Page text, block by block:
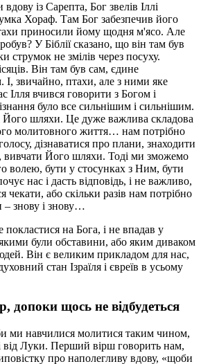
із Сарепта, Бог звелів Іллі
Хораф. Там Бог забезпечив його
приносили йому щодня м'ясо. Але
У Біблії сказано, що він там був
струмок не змілів через посуху.
Він там був сам, єдине
І, звичайно, птахи, але з ними яке
Ілля вчився говорити з Богом і
було все сильнішим і сильнішим.
Його шляхи. Це дуже важлива складова
молитовного життя… нам потрібно
дізнаватися про плани, знаходити
вивчати Його шляхи. Тоді ми зможемо
волею, бути у стосунках з Ним, бути
нас і дасть відповідь, і не важливо,
чекати, або скільки разів нам потрібно
– знову і знову…
на Бога, і не впадав у
були обставини, або яким диваком
Він є великим прикладом для нас,
стан Ізраїля і євреїв в усьому
допоки щось не відбудеться
ми навчилися молитися таким чином,
від Луки. Перший вірш говорить нам,
про наполегливу вдову, «щоби